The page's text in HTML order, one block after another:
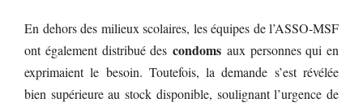
En dehors des milieux scolaires, les équipes de l’ASSO-MSF
ont également distribué des condoms aux personnes qui en
exprimaient le besoin. Toutefois, la demande s’est révélée
bien supérieure au stock disponible, soulignant l’urgence de